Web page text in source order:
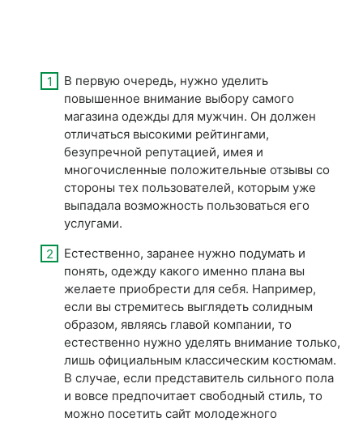
В первую очередь, нужно уделить
повышенное внимание выбору самого
магазина одежды для мужчин. Он должен
отличаться высокими рейтингами,
безупречной репутацией, имея и
многочисленные положительные отзывы со
стороны тех пользователей, которым уже
выпадала возможность пользоваться его
услугами.
Естественно, заранее нужно подумать и
понять, одежду какого именно плана вы
желаете приобрести для себя. Например,
если вы стремитесь выглядеть солидным
образом, являясь главой компании, то
естественно нужно уделять внимание только,
лишь официальным классическим костюмам.
В случае, если представитель сильного пола
и вовсе предпочитает свободный стиль, то
можно посетить сайт молодежного